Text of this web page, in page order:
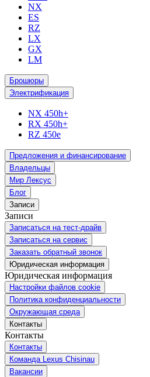
NX
ES
RZ
LX
GX
LM
Брошюры
Электрификация
NX 450h+
RX 450h+
RZ 450e
Предложения и финансирование
Владельцы
Мир Лексус
Блог
Записи
Записи
Записаться на тест-драйв
Записаться на сервис
Заказать обратный звонок
Юридическая информация
Юридическая информация
Настройки файлов cookie
Политика конфиденциальности
Окружающая среда
Контакты
Контакты
Контакты
Команда Lexus Chisinau
Вакансии